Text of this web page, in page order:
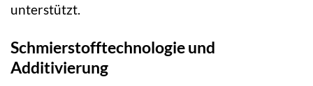
unterstützt.
Schmierstofftechnologie und
Additivierung